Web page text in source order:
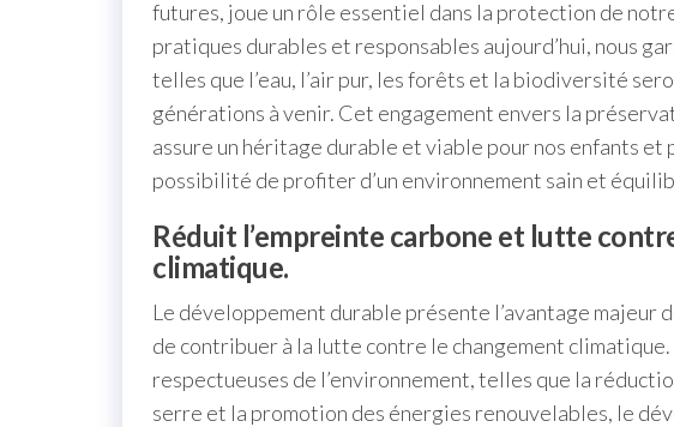
futures, joue un rôle essentiel dans la protection de
pratiques durables et responsables aujourd’hui, nous
telles que l’eau, l’air pur, les forêts et la biodiversité
générations à venir. Cet engagement envers la
assure un héritage durable et viable pour nos enfants
possibilité de profiter d’un environnement sain et
Réduit l’empreinte carbone et lutte
climatique.
Le développement durable présente l’avantage majeur
de contribuer à la lutte contre le changement
respectueuses de l’environnement, telles que la
serre et la promotion des énergies renouvelables, le